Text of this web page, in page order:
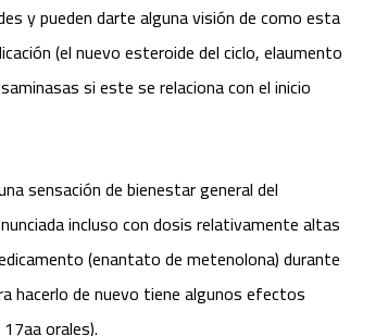
y pueden darte alguna visión de como esta
(el nuevo esteroide del ciclo, elaumento
si este se relaciona con el inicio
sensación de bienestar general del
incluso con dosis relativamente altas
(enantato de metenolona) durante
hacerlo de nuevo tiene algunos efectos
orales).